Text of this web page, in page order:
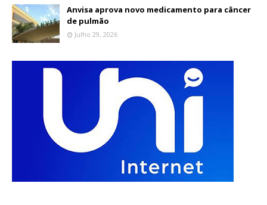
Anvisa aprova novo medicamento para câncer
de pulmão
Julho 29, 2026